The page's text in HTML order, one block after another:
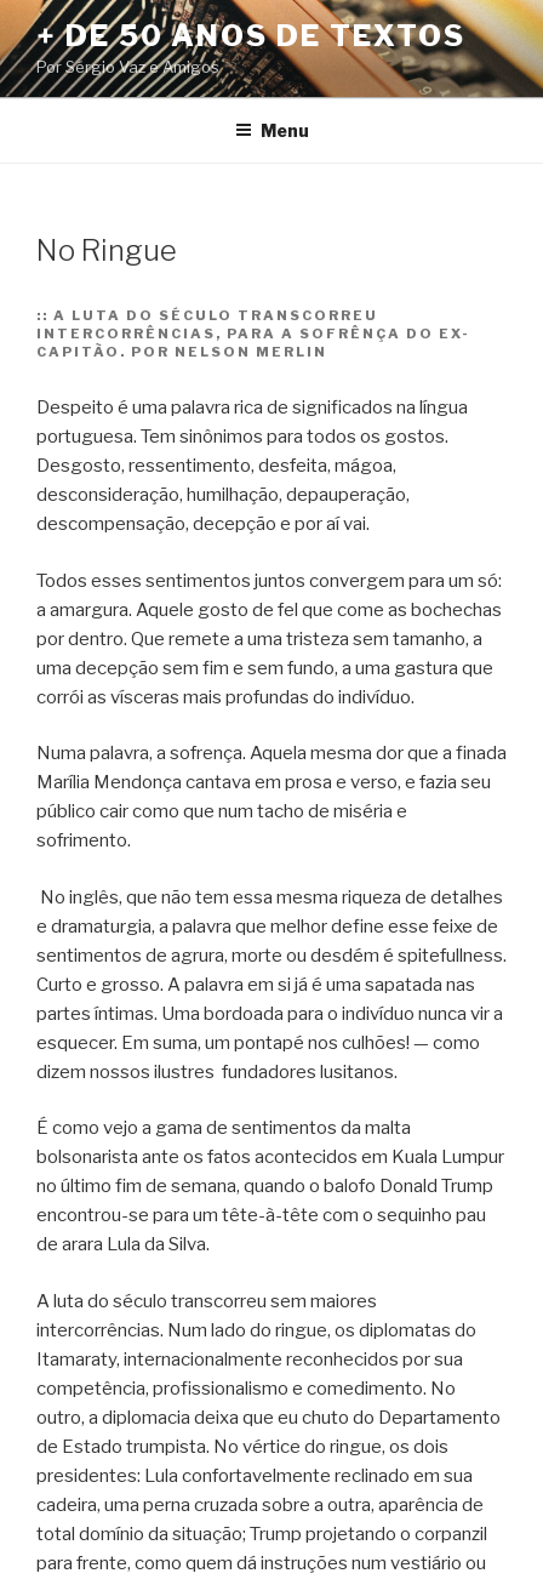
Pular
para
o
conteúdo
+ DE 50 ANOS DE TEXTOS
Por Sérgio Vaz e Amigos
Menu
No Ringue
:: A LUTA DO SÉCULO TRANSCORREU
INTERCORRÊNCIAS, PARA A SOFRÊNÇA DO EX-
CAPITÃO. POR NELSON MERLIN
Despeito é uma palavra rica de significados na língua
portuguesa. Tem sinônimos para todos os gostos.
Desgosto, ressentimento, desfeita, mágoa,
desconsideração, humilhação, depauperação,
descompensação, decepção e por aí vai.
Todos esses sentimentos juntos convergem para um só:
a amargura. Aquele gosto de fel que come as bochechas
por dentro. Que remete a uma tristeza sem tamanho, a
uma decepção sem fim e sem fundo, a uma gastura que
corrói as vísceras mais profundas do indivíduo.
Numa palavra, a sofrença. Aquela mesma dor que a finada
Marília Mendonça cantava em prosa e verso, e fazia seu
público cair como que num tacho de miséria e
sofrimento.
No inglês, que não tem essa mesma riqueza de detalhes
e dramaturgia, a palavra que melhor define esse feixe de
sentimentos de agrura, morte ou desdém é spitefullness.
Curto e grosso. A palavra em si já é uma sapatada nas
partes íntimas. Uma bordoada para o indivíduo nunca vir a
esquecer. Em suma, um pontapé nos culhões! — como
dizem nossos ilustres fundadores lusitanos.
É como vejo a gama de sentimentos da malta
bolsonarista ante os fatos acontecidos em Kuala Lumpur
no último fim de semana, quando o balofo Donald Trump
encontrou-se para um tête-à-tête com o sequinho pau
de arara Lula da Silva.
A luta do século transcorreu sem maiores
intercorrências. Num lado do ringue, os diplomatas do
Itamaraty, internacionalmente reconhecidos por sua
competência, profissionalismo e comedimento. No
outro, a diplomacia deixa que eu chuto do Departamento
de Estado trumpista. No vértice do ringue, os dois
presidentes: Lula confortavelmente reclinado em sua
cadeira, uma perna cruzada sobre a outra, aparência de
total domínio da situação; Trump projetando o corpanzil
para frente, como quem dá instruções num vestiário ou